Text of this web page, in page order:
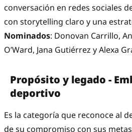
conversación en redes sociales
con storytelling claro y una
Nominados: Donovan Carrillo,
O’Ward, Jana Gutiérrez y Alexa
Propósito y legado -
deportivo
Es la categoría que reconoce al
de su compromiso con sus